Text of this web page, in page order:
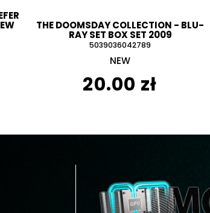
THE DOOMSDAY COLLECTION - BLU-
RAY SET BOX SET 2009
5039036042789
NEW
20.00 zł